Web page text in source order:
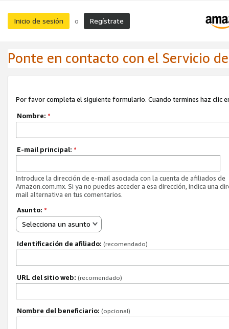
Inicio de sesión o Regístrate
Ponte en contacto con el Servicio
Por favor completa el siguiente formulario. Cuando termines haz clic
Nombre: *
E-mail principal: *
Introduce la dirección de e-mail asociada con la cuenta de afiliados de
Amazon.com.mx. Si ya no puedes acceder a esa dirección, indica una
mail alternativa en tus comentarios.
Asunto: *
Selecciona un asunto
Identificación de afiliado: (recomendado)
URL del sitio web: (recomendado)
Nombre del beneficiario: (opcional)